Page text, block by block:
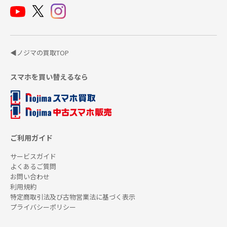
◀ノジマの買取TOP
スマホを買い替えるなら
ご利用ガイド
サービスガイド
よくあるご質問
お問い合わせ
利用規約
特定商取引法及び古物営業法に基づく表示
プライバシーポリシー